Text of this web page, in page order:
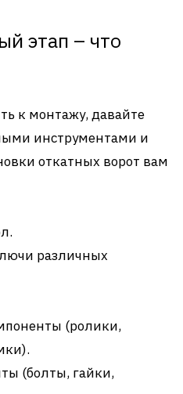
этап – что
к монтажу, давайте
инструментами и
откатных ворот вам
различных
(ролики,
(болты, гайки,